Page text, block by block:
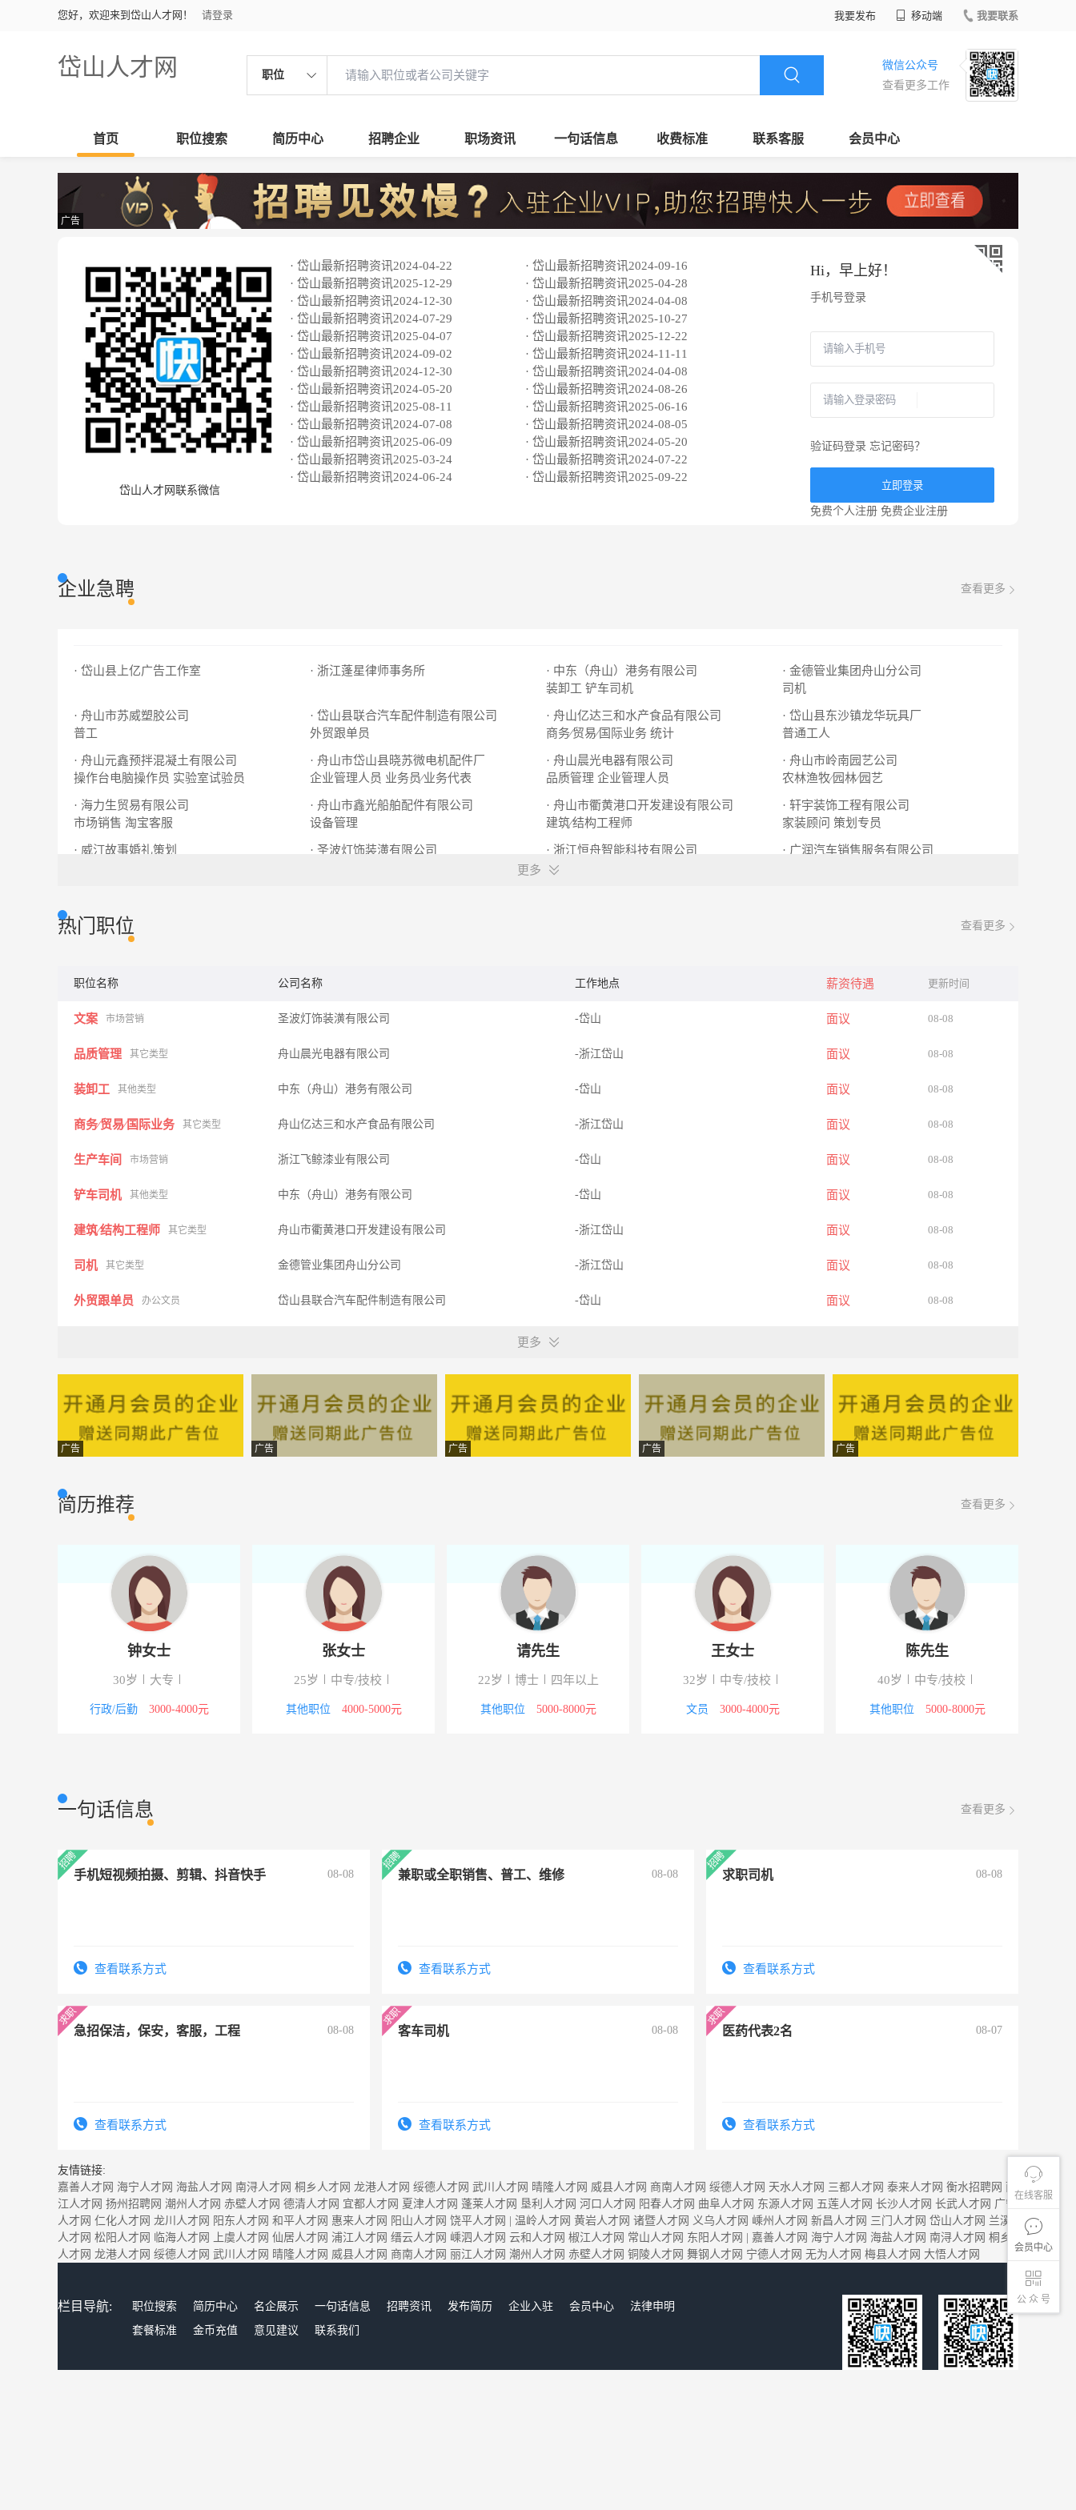
您好，欢迎来到岱山人才网！ 请登录 我要发布 移动端 我要联系
岱山人才网 职位
微信公众号
查看更多工作
首页 职位搜索 简历中心 招聘企业 职场资讯 一句话信息 收费标准 联系客服 会员中心
在线客服
会员中心
公 众 号
广告
岱山人才网联系微信
· 岱山最新招聘资讯2024-04-22
· 岱山最新招聘资讯2024-09-16
· 岱山最新招聘资讯2025-12-29
· 岱山最新招聘资讯2025-04-28
· 岱山最新招聘资讯2024-12-30
· 岱山最新招聘资讯2024-04-08
· 岱山最新招聘资讯2024-07-29
· 岱山最新招聘资讯2025-10-27
· 岱山最新招聘资讯2025-04-07
· 岱山最新招聘资讯2025-12-22
· 岱山最新招聘资讯2024-09-02
· 岱山最新招聘资讯2024-11-11
· 岱山最新招聘资讯2024-12-30
· 岱山最新招聘资讯2024-04-08
· 岱山最新招聘资讯2024-05-20
· 岱山最新招聘资讯2024-08-26
· 岱山最新招聘资讯2025-08-11
· 岱山最新招聘资讯2025-06-16
· 岱山最新招聘资讯2024-07-08
· 岱山最新招聘资讯2024-08-05
· 岱山最新招聘资讯2025-06-09
· 岱山最新招聘资讯2024-05-20
· 岱山最新招聘资讯2025-03-24
· 岱山最新招聘资讯2024-07-22
· 岱山最新招聘资讯2024-06-24
· 岱山最新招聘资讯2025-09-22
Hi， 早上好！
手机号登录
验证码登录 忘记密码？
立即登录
免费个人注册 免费企业注册
企业急聘 查看更多
· 岱山县上亿广告工作室 · 浙江蓬星律师事务所
· 中东（舟山）港务有限公司
装卸工 铲车司机
· 金德管业集团舟山分公司
司机
· 舟山市苏威塑胶公司
普工
· 岱山县联合汽车配件制造有限公司
外贸跟单员
· 舟山亿达三和水产食品有限公司
商务∕贸易∕国际业务 统计
· 岱山县东沙镇龙华玩具厂
普通工人
· 舟山元鑫预拌混凝土有限公司
操作台电脑操作员 实验室试验员
· 舟山市岱山县晓苏微电机配件厂
企业管理人员 业务员∕业务代表
· 舟山晨光电器有限公司
品质管理 企业管理人员
· 舟山市岭南园艺公司
农林渔牧∕园林∕园艺
· 海力生贸易有限公司
市场销售 淘宝客服
· 舟山市鑫光船舶配件有限公司
设备管理
· 舟山市衢黄港口开发建设有限公司
建筑∕结构工程师
· 轩宇装饰工程有限公司
家装顾问
策划专员
· 威汀故事婚礼策划
· 圣波灯饰装潢有限公司
· 浙江恒舟智能科技有限公司
市场部经理
· 广润汽车销售服务有限公司
更多
热门职位 查看更多
职位名称 公司名称 工作地点 薪资待遇 更新时间
文案 市场营销 圣波灯饰装潢有限公司 -岱山 面议 08-08
品质管理 其它类型 舟山晨光电器有限公司 -浙江岱山 面议 08-08
装卸工 其他类型 中东（舟山）港务有限公司 -岱山 面议 08-08
商务∕贸易∕国际业务 其它类型 舟山亿达三和水产食品有限公司 -浙江岱山 面议 08-08
生产车间 市场营销 浙江飞鲸漆业有限公司 -岱山 面议 08-08
铲车司机 其他类型 中东（舟山）港务有限公司 -岱山 面议 08-08
建筑∕结构工程师 其它类型 舟山市衢黄港口开发建设有限公司 -浙江岱山 面议 08-08
司机 其它类型 金德管业集团舟山分公司 -浙江岱山 面议 08-08
外贸跟单员 办公文员 岱山县联合汽车配件制造有限公司 -岱山 面议 08-08
专卖店店长 市场营销 禹希爱家家居有限公司 -岱山 面议 08-08
店长 市场营销 菲林克斯建材经营部 -岱山 面议 08-08
统计 其它类型
市场营销 浙江海能贸易有限公司 08-08
市场部经理 市场营销 浙江恒舟智能科技有限公司 08-08
操作台电脑操作员 舟山元鑫预拌混凝土有限公司 08-08
市场营销 亿木园橱饰有限公司 -岱山 08-08
更多
广告 广告 广告 广告 广告
简历推荐 查看更多
钟女士
30岁 大专
行政/后勤 3000-4000元
张女士
25岁 中专/技校
其他职位 4000-5000元
请先生
22岁 博士 四年以上
其他职位 5000-8000元
王女士
32岁 中专/技校
文员 3000-4000元
陈先生
40岁 中专/技校
其他职位 5000-8000元
一句话信息 查看更多
手机短视频拍摄、剪辑、抖音快手 08-08
查看联系方式
兼职或全职销售、普工、维修 08-08
查看联系方式
求职司机 08-08
查看联系方式
急招保洁，保安，客服，工程 08-08
查看联系方式
客车司机 08-08
查看联系方式
医药代表2名 08-07
查看联系方式
友情链接:
嘉善人才网 海宁人才网 海盐人才网 南浔人才网 桐乡人才网 龙港人才网 绥德人才网 武川人才网 晴隆人才网 威县人才网 商南人才网 绥德人才网 天水人才网 三都人才网 泰来人才网 衡水招聘网 丽
江人才网 扬州招聘网 潮州人才网 赤壁人才网 德清人才网 宜都人才网 夏津人才网 蓬莱人才网 垦利人才网 河口人才网 阳春人才网 曲阜人才网 东源人才网 五莲人才网 长沙人才网 长武人才网 广宁
人才网 仁化人才网 龙川人才网 阳东人才网 和平人才网 惠来人才网 阳山人才网 饶平人才网 温岭人才网 黄岩人才网 诸暨人才网 义乌人才网 嵊州人才网 新昌人才网 三门人才网 岱山人才网 兰溪
人才网 松阳人才网 临海人才网 上虞人才网 仙居人才网 浦江人才网 缙云人才网 嵊泗人才网 云和人才网 椒江人才网 常山人才网 东阳人才网 嘉善人才网 海宁人才网 海盐人才网 南浔人才网 桐乡
人才网 龙港人才网 绥德人才网 武川人才网 晴隆人才网 威县人才网 商南人才网 丽江人才网 潮州人才网 赤壁人才网 铜陵人才网 舞钢人才网 宁德人才网 无为人才网 梅县人才网 大悟人才网
栏目导航: 职位搜索 简历中心 名企展示 一句话信息 招聘资讯 发布简历 企业入驻 会员中心
法律申明
套餐标准
金币充值 意见建议 联系我们